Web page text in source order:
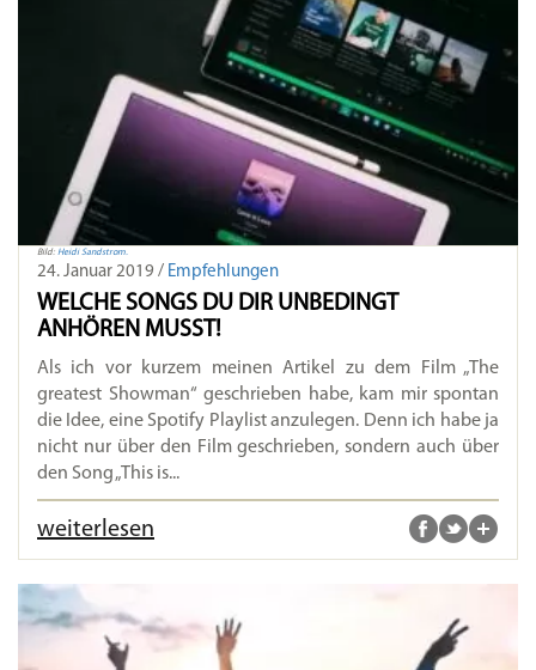
Bild: Heidi Sandstrom.
24. Januar 2019 / Empfehlungen
WELCHE SONGS DU DIR UNBEDINGT
ANHÖREN MUSST!
Als ich vor kurzem meinen Artikel zu dem Film „The
greatest Showman“ geschrieben habe, kam mir spontan
die Idee, eine Spotify Playlist anzulegen. Denn ich habe ja
nicht nur über den Film geschrieben, sondern auch über
den Song „This is...
weiterlesen